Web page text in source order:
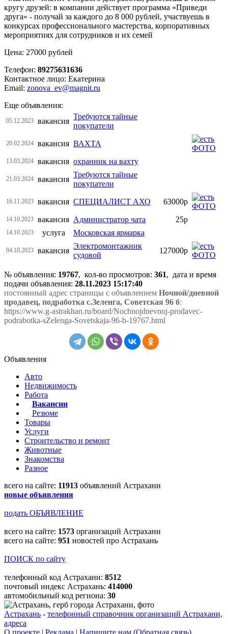
кругу друзей: в компании действует программа «Приведи
друга» - получай за каждого до 8 000 рублей, участвуешь в
конкурсах профессионального мастерства, корпоративных
мероприятиях для сотрудников и их семей
Цена: 27000 рублей
Телефон: 89275631636
Контактное лицо: Екатерина
Email: zonova_ev@magnit.ru
Еще объявления:
05.12.2023 вакансия
Требуются тайные
покупатели
20.02.2024 вакансия ВАХТА
13.03.2024 вакансия охранник на вахту
21.03.2024 вакансия
Требуются тайные
покупатели
16.11.2023 вакансия СПЕЦИАЛИСТ АХО 63000р
14.10.2023 вакансия Администратор чата 25р
14.10.2023 услуга Московская ярмарка
04.10.2023 вакансия
Электромонтажник
судовой
127000р
№ объявления: 19767, кол-во просмотров: 361, дата и время
подачи объявления: 28.11.2023 15:17:40
постоянный адрес страницы с объявлением Ночной/дневной
продавец, подработка с.Зеленга, Советская 96 б:
https://www.g-astrakhan.ru/board/Nochnojdnevnoj-prodavec-
podrabotka-sZelenga-Sovetskaja-96-b-19767.html
Объявления
Авто
Недвижимость
Работа
Вакансии
Резюме
Товары
Услуги
Строительство и ремонт
Животные
Знакомства
Разное
всего на сайте: 11913 объявлений Астрахани
новые объявления
подать ОБЪЯВЛЕНИЕ
всего на сайте: 1573 организаций Астрахани
всего на сайте: 951 новостей про Астрахань
ПОИСК по сайту
телефонный код Астрахани: 8512
почтовый индекс Астрахань: 414000
автомобильный код региона: 30
Астрахань - телефонный справочник организаций Астрахани,
адреса
О проекте | Реклама | Напишите нам (Обратная связь)